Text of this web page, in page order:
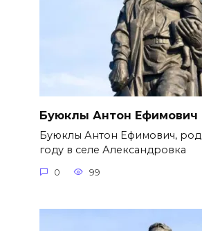
Буюклы Антон Ефимович
Буюклы Антон Ефимович,
году в селе Александровка
0 99